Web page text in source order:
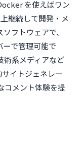
を使えばワン
継続して開発・メ
フトウェアで、
ーで管理可能で
術系メディアなど
イトジェネレー
コメント体験を提